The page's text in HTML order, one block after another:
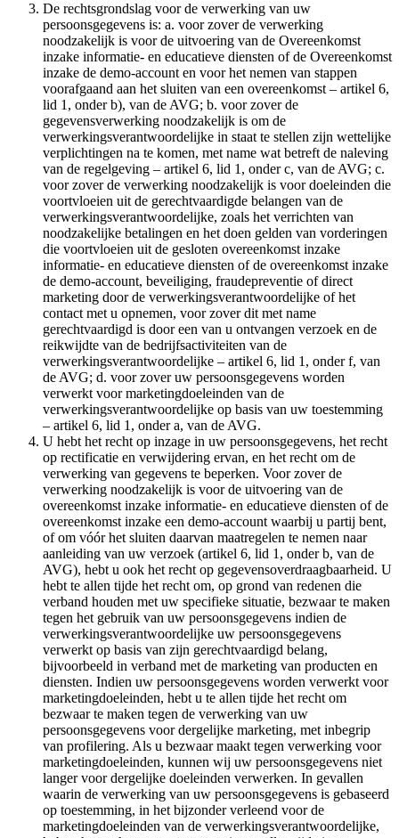
De rechtsgrondslag voor de verwerking van uw
persoonsgegevens is: a. voor zover de verwerking
noodzakelijk is voor de uitvoering van de Overeenkomst
inzake informatie- en educatieve diensten of de Overeenkomst
inzake de demo-account en voor het nemen van stappen
voorafgaand aan het sluiten van een overeenkomst – artikel 6,
lid 1, onder b), van de AVG; b. voor zover de
gegevensverwerking noodzakelijk is om de
verwerkingsverantwoordelijke in staat te stellen zijn wettelijke
verplichtingen na te komen, met name wat betreft de naleving
van de regelgeving – artikel 6, lid 1, onder c, van de AVG; c.
voor zover de verwerking noodzakelijk is voor doeleinden die
voortvloeien uit de gerechtvaardigde belangen van de
verwerkingsverantwoordelijke, zoals het verrichten van
noodzakelijke betalingen en het doen gelden van vorderingen
die voortvloeien uit de gesloten overeenkomst inzake
informatie- en educatieve diensten of de overeenkomst inzake
de demo-account, beveiliging, fraudepreventie of direct
marketing door de verwerkingsverantwoordelijke of het
contact met u opnemen, voor zover dit met name
gerechtvaardigd is door een van u ontvangen verzoek en de
reikwijdte van de bedrijfsactiviteiten van de
verwerkingsverantwoordelijke – artikel 6, lid 1, onder f, van
de AVG; d. voor zover uw persoonsgegevens worden
verwerkt voor marketingdoeleinden van de
verwerkingsverantwoordelijke op basis van uw toestemming
– artikel 6, lid 1, onder a, van de AVG.
U hebt het recht op inzage in uw persoonsgegevens, het recht
op rectificatie en verwijdering ervan, en het recht om de
verwerking van gegevens te beperken. Voor zover de
verwerking noodzakelijk is voor de uitvoering van de
overeenkomst inzake informatie- en educatieve diensten of de
overeenkomst inzake een demo-account waarbij u partij bent,
of om vóór het sluiten daarvan maatregelen te nemen naar
aanleiding van uw verzoek (artikel 6, lid 1, onder b, van de
AVG), hebt u ook het recht op gegevensoverdraagbaarheid. U
hebt te allen tijde het recht om, op grond van redenen die
verband houden met uw specifieke situatie, bezwaar te maken
tegen het gebruik van uw persoonsgegevens indien de
verwerkingsverantwoordelijke uw persoonsgegevens
verwerkt op basis van zijn gerechtvaardigd belang,
bijvoorbeeld in verband met de marketing van producten en
diensten. Indien uw persoonsgegevens worden verwerkt voor
marketingdoeleinden, hebt u te allen tijde het recht om
bezwaar te maken tegen de verwerking van uw
persoonsgegevens voor dergelijke marketing, met inbegrip
van profilering. Als u bezwaar maakt tegen verwerking voor
marketingdoeleinden, kunnen wij uw persoonsgegevens niet
langer voor dergelijke doeleinden verwerken. In gevallen
waarin de verwerking van uw persoonsgegevens is gebaseerd
op toestemming, in het bijzonder verleend voor de
marketingdoeleinden van de verwerkingsverantwoordelijke,